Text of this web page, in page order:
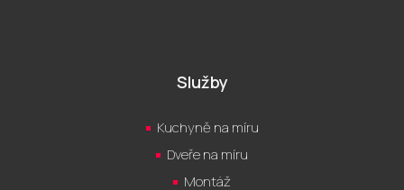
Služby
Kuchyně na míru
Dveře na míru
Montáž